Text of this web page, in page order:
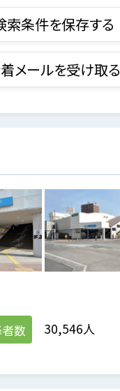
索条件を保存する
メールを受け取る
数 30,546人